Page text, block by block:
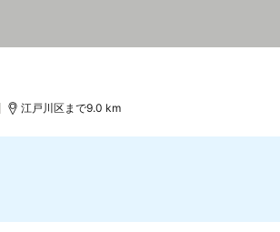
江戸川区まで9.0 km